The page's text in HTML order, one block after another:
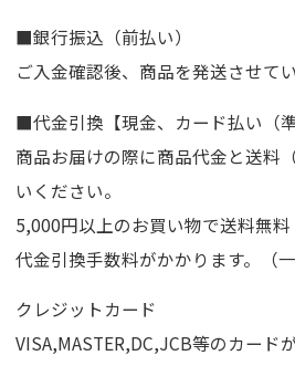
■銀行振込（前払い）
ご入金確認後、商品を発送させて
■代金引換【現金、カード払い（準
商品お届けの際に商品代金と送料
いください。
5,000円以上のお買い物で送料無料
代金引換手数料がかかります。（一
クレジットカード
VISA,MASTER,DC,JCB等のカード